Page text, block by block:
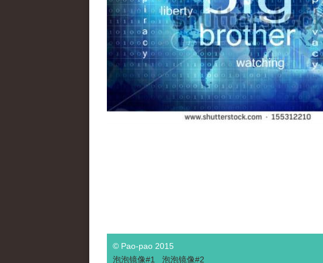
© Pao-pao 2015
泡泡镜像#1 泡泡镜像#2